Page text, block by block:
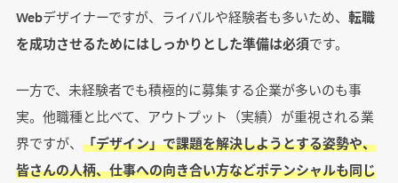
Webデザイナーですが、ライバルや経験者も多いため、 転職
を成功させるためにはしっかりとした準備は必須です。
一方で、未経験者でも積極的に募集する企業が多いのも事
実。他職種と比べて、アウトプット（実績）が重視される業
界ですが、 「デザイン」で課題を解決しようとする姿勢や、
皆さんの人柄、仕事への向き合い方などポテンシャルも同じ